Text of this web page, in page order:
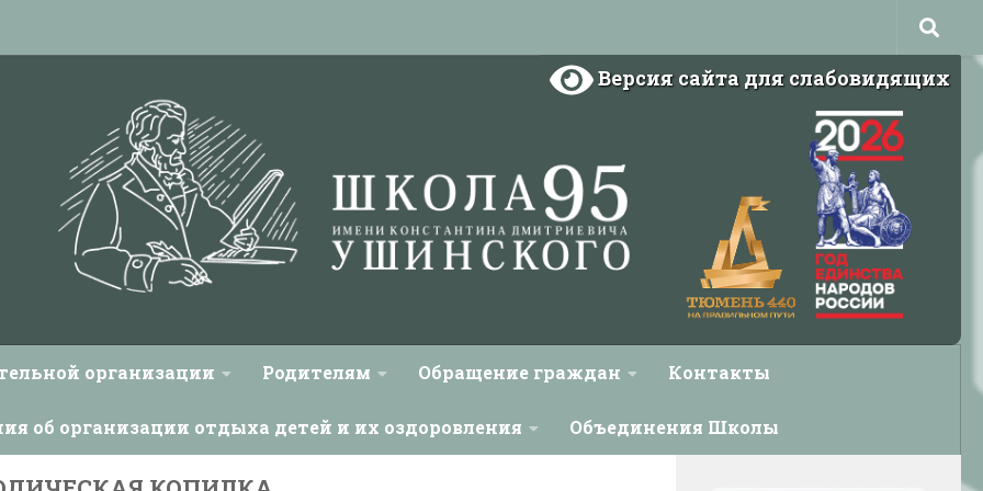
Версия сайта для слабовидящих
организации Родителям Обращение граждан Контакты
об организации отдыха детей и их оздоровления Объединения Школы